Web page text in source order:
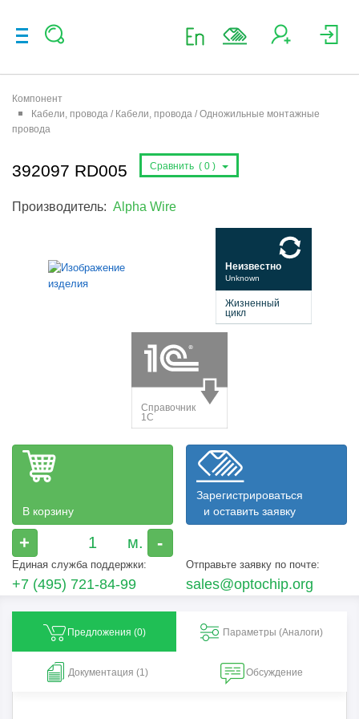
Компонент
Кабели, провода / Кабели, провода / Одножильные монтажные
провода
392097 RD005 Сравнить ( 0 )
Производитель: Alpha Wire
В корзину
+ -
Зарегистрироваться
и оставить заявку
Единая служба поддержки:
+7 (495) 721-84-99
Отправьте заявку по почте:
sales@optochip.org
Предложения (0) Параметры (Aналоги)
Документация (1) Обсуждение